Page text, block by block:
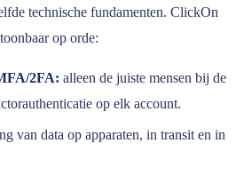
technische fundamenten. ClickOn
op orde:
2FA: alleen de juiste mensen bij de
op elk account.
van data op apparaten, in transit en in